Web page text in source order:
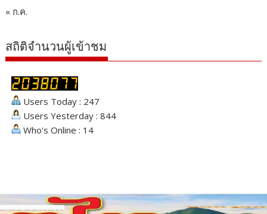
« ก.ค.
สถิติจำนวนผู้เข้าชม
Users Today : 247
Users Yesterday : 844
Who's Online : 14